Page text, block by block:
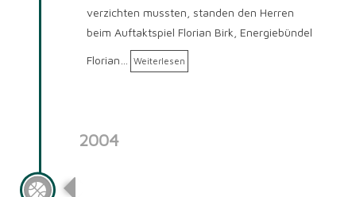
verzichten mussten, standen den Herren
beim Auftaktspiel Florian Birk, Energiebündel
Florian… Weiterlesen
2004